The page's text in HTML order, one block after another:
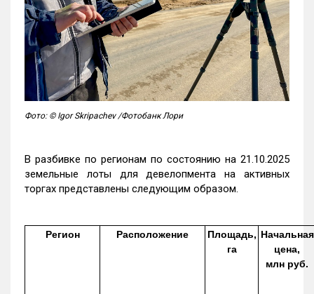
Фото: © Igor Skripachev /Фотобанк Лори
В разбивке по регионам по состоянию на 21.10.2025
земельные лоты для девелопмента на активных
торгах представлены следующим образом.
Регион Расположение
Площадь,
га
Начальная
цена,
млн руб.